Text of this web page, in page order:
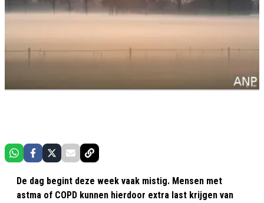
De dag begint deze week vaak mistig. Mensen met
astma of COPD kunnen hierdoor extra last krijgen van